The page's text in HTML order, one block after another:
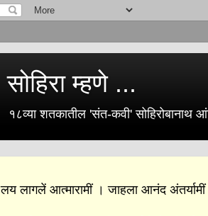
सोहिरा म्हणे ...
१८व्या शतकातील 'संत-कवी' सोहिरोबानाथ
लय लागलें आत्मारामीं । जाहला आनंद